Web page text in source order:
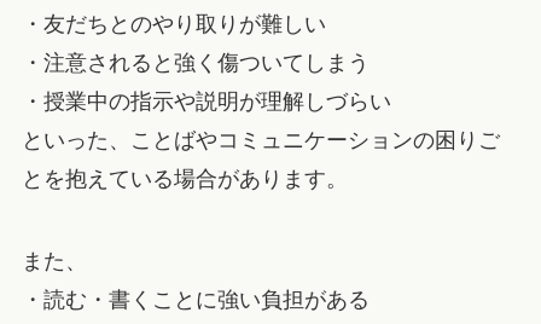
・友だちとのやり取りが難しい
・注意されると強く傷ついてしまう
・授業中の指示や説明が理解しづらい
といった、ことばやコミュニケーションの困りご
とを抱えている場合があります。
また、
・読む・書くことに強い負担がある